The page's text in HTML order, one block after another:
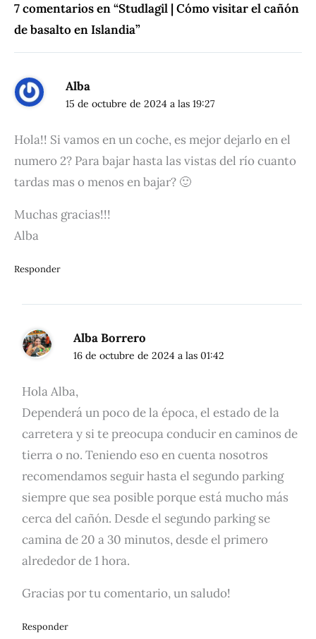
7 comentarios en “Studlagil | Cómo visitar el cañón
de basalto en Islandia”
Alba
15 de octubre de 2024 a las 19:27
Hola!! Si vamos en un coche, es mejor dejarlo en el
numero 2? Para bajar hasta las vistas del río cuanto
tardas mas o menos en bajar? 🙂
Muchas gracias!!!
Alba
Responder
Alba Borrero
16 de octubre de 2024 a las 01:42
Hola Alba,
Dependerá un poco de la época, el estado de la
carretera y si te preocupa conducir en caminos de
tierra o no. Teniendo eso en cuenta nosotros
recomendamos seguir hasta el segundo parking
siempre que sea posible porque está mucho más
cerca del cañón. Desde el segundo parking se
camina de 20 a 30 minutos, desde el primero
alrededor de 1 hora.
Gracias por tu comentario, un saludo!
Responder